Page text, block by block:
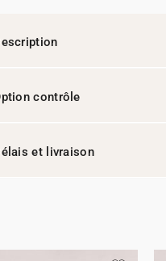
contrôle
et livraison